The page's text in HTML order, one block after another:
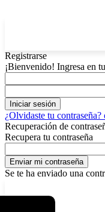
Registrarse
¡Bienvenido! Ingresa en
¿Olvidaste tu contraseña?
Recuperación de
Recupera tu contraseña
Se te ha enviado una